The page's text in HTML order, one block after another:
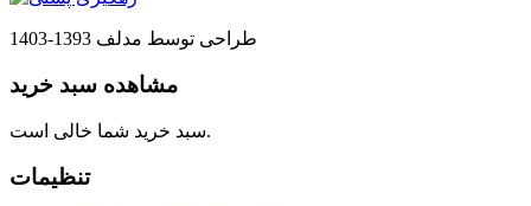
طراحی توسط مدلف 1393-1403
مشاهده سبد خرید
سبد خرید شما خالی است.
تنظیمات